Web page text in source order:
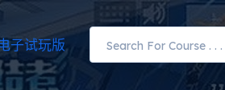
子试玩版